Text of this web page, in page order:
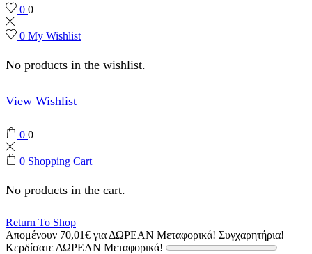
0 0
0 My Wishlist
No products in the wishlist.
View Wishlist
0 0
0 Shopping Cart
No products in the cart.
Return To Shop
Απομένουν 70,01€ για ΔΩΡΕΑΝ Μεταφορικά! Συγχαρητήρια!
Κερδίσατε ΔΩΡΕΑΝ Μεταφορικά!